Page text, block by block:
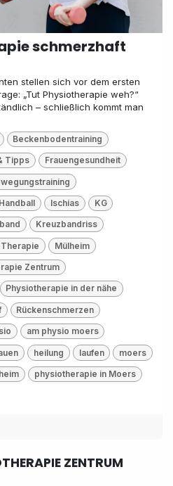
schmerzhaft
stellen sich vor dem ersten
„Tut Physiotherapie weh?“
– schließlich kommt man
Beckenbodentraining
Tipps Frauengesundheit
Handball Ischias KG
Kreuzbandriss
Mülheim
Zentrum
Physiotherapie in der nähe
Rückenschmerzen
am physio moers
heilung laufen moers
physiotherapie in Moers
ZENTRUM